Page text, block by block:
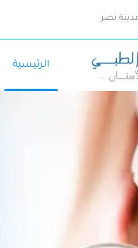
الرئيسية